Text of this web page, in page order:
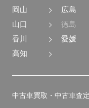
岡山
広島
山口
徳島
香川
愛媛
高知
中古車買取・中古車査